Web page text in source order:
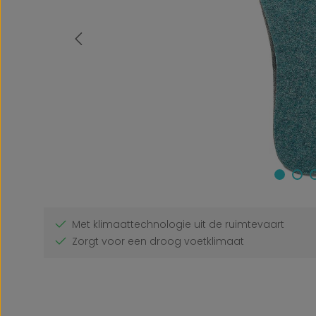
Met klimaattechnologie uit de ruimtevaart
Zorgt voor een droog voetklimaat